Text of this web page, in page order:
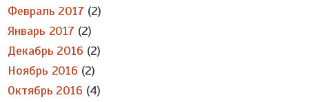
Февраль 2017 (2)
Январь 2017 (2)
Декабрь 2016 (2)
Ноябрь 2016 (2)
Октябрь 2016 (4)